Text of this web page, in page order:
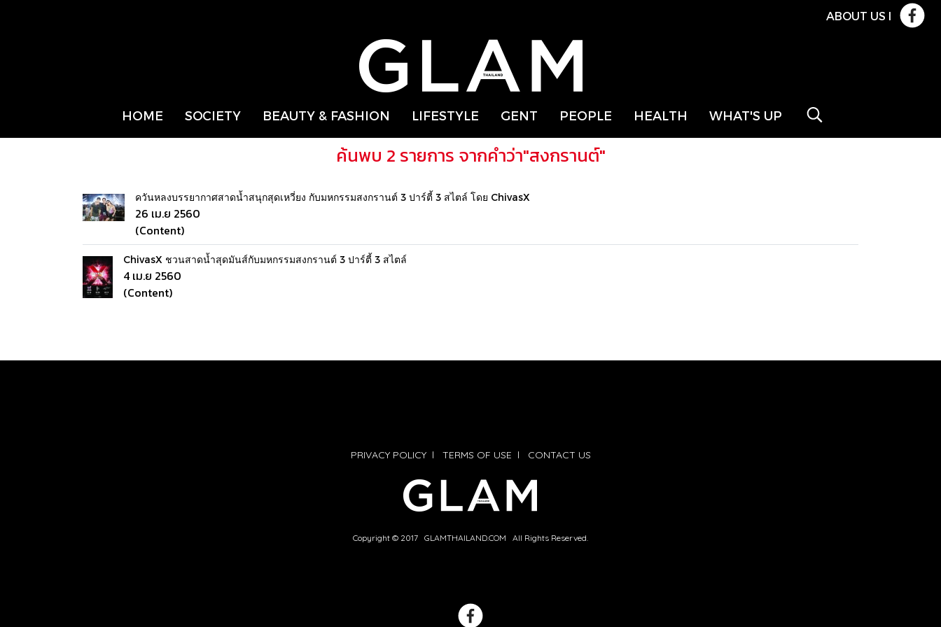
ABOUT US l
HOME SOCIETY BEAUTY & FASHION LIFESTYLE GENT PEOPLE HEALTH WHAT'S UP
ค้นพบ 2 รายการ จากคำว่า"สงกรานต์"
ควันหลงบรรยากาศสาดน้ำสนุกสุดเหวี่ยง กับมหกรรมสงกรานต์ 3 ปาร์ตี้ 3 สไตล์ โดย ChivasX
26 เม.ย 2560
(Content)
ChivasX ชวนสาดน้ำสุดมันส์กับมหกรรมสงกรานต์ 3 ปาร์ตี้ 3 สไตล์
4 เม.ย 2560
(Content)
PRIVACY POLICYl TERMS OF USE l CONTACT US
Copyright © 2017 GLAMTHAILAND.COM All Rights Reserved.